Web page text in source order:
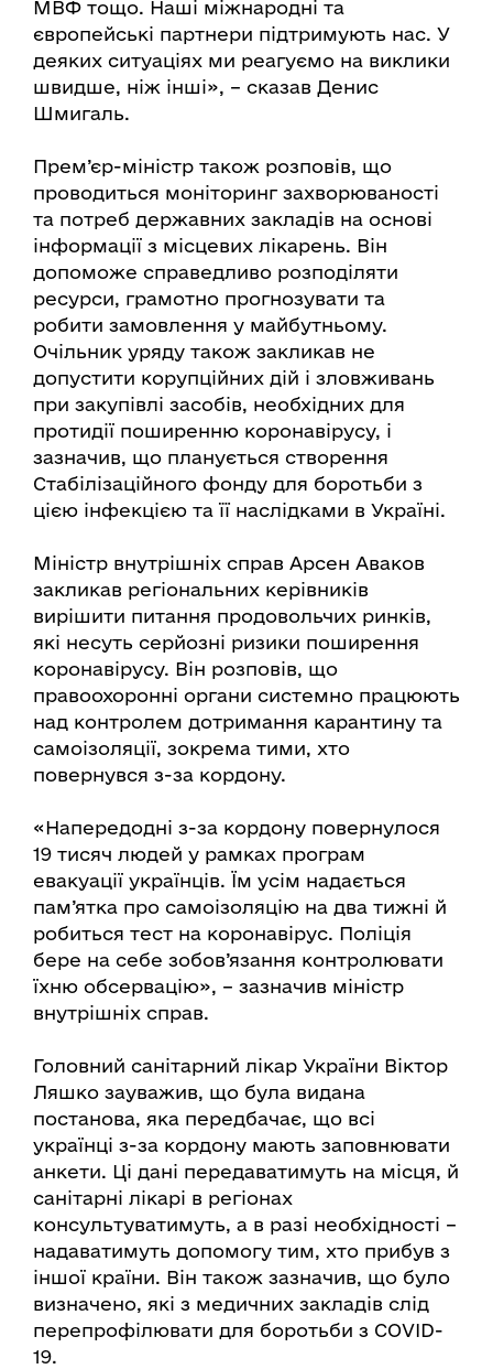
МВФ тощо. Наші міжнародні та
європейські партнери підтримують нас. У
деяких ситуаціях ми реагуємо на виклики
швидше, ніж інші», – сказав Денис
Шмигаль.
Прем’єр-міністр також розповів, що
проводиться моніторинг захворюваності
та потреб державних закладів на основі
інформації з місцевих лікарень. Він
допоможе справедливо розподіляти
ресурси, грамотно прогнозувати та
робити замовлення у майбутньому.
Очільник уряду також закликав не
допустити корупційних дій і зловживань
при закупівлі засобів, необхідних для
протидії поширенню коронавірусу, і
зазначив, що планується створення
Стабілізаційного фонду для боротьби з
цією інфекцією та її наслідками в Україні.
Міністр внутрішніх справ Арсен Аваков
закликав регіональних керівників
вирішити питання продовольчих ринків,
які несуть серйозні ризики поширення
коронавірусу. Він розповів, що
правоохоронні органи системно працюють
над контролем дотримання карантину та
самоізоляції, зокрема тими, хто
повернувся з-за кордону.
«Напередодні з-за кордону повернулося
19 тисяч людей у рамках програм
евакуації українців. Їм усім надається
пам’ятка про самоізоляцію на два тижні й
робиться тест на коронавірус. Поліція
бере на себе зобов’язання контролювати
їхню обсервацію», – зазначив міністр
внутрішніх справ.
Головний санітарний лікар України Віктор
Ляшко зауважив, що була видана
постанова, яка передбачає, що всі
українці з-за кордону мають заповнювати
анкети. Ці дані передаватимуть на місця, й
санітарні лікарі в регіонах
консультуватимуть, а в разі необхідності –
надаватимуть допомогу тим, хто прибув з
іншої країни. Він також зазначив, що було
визначено, які з медичних закладів слід
перепрофілювати для боротьби з COVID-
19.